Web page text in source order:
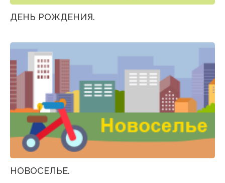
ДЕНЬ РОЖДЕНИЯ.
НОВОСЕЛЬЕ.